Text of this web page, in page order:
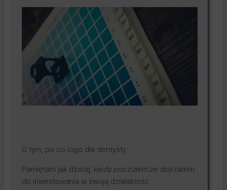
Dla pacjentów
Dla studentów
Testy produktów
Księgowość
Kontakt
O tym, po co logo dla dentysty.
Pamiętam jak dzisiaj, kiedy poczułem,że dojrzałem
do inwestowania w swoją działalność